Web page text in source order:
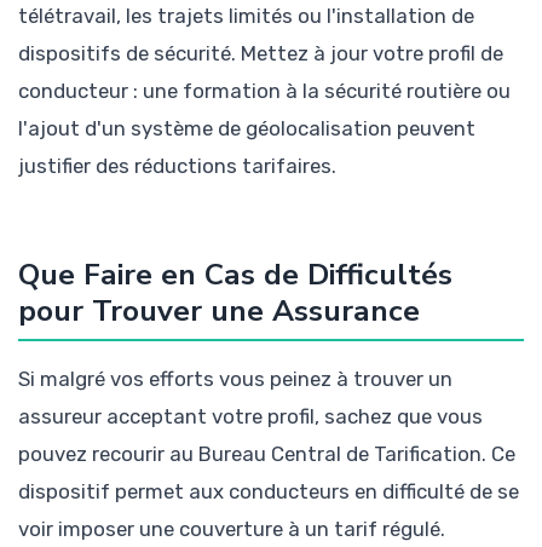
télétravail, les trajets limités ou l'installation de
dispositifs de sécurité. Mettez à jour votre profil de
conducteur : une formation à la sécurité routière ou
l'ajout d'un système de géolocalisation peuvent
justifier des réductions tarifaires.
Que Faire en Cas de Difficultés
pour Trouver une Assurance
Si malgré vos efforts vous peinez à trouver un
assureur acceptant votre profil, sachez que vous
pouvez recourir au Bureau Central de Tarification. Ce
dispositif permet aux conducteurs en difficulté de se
voir imposer une couverture à un tarif régulé.